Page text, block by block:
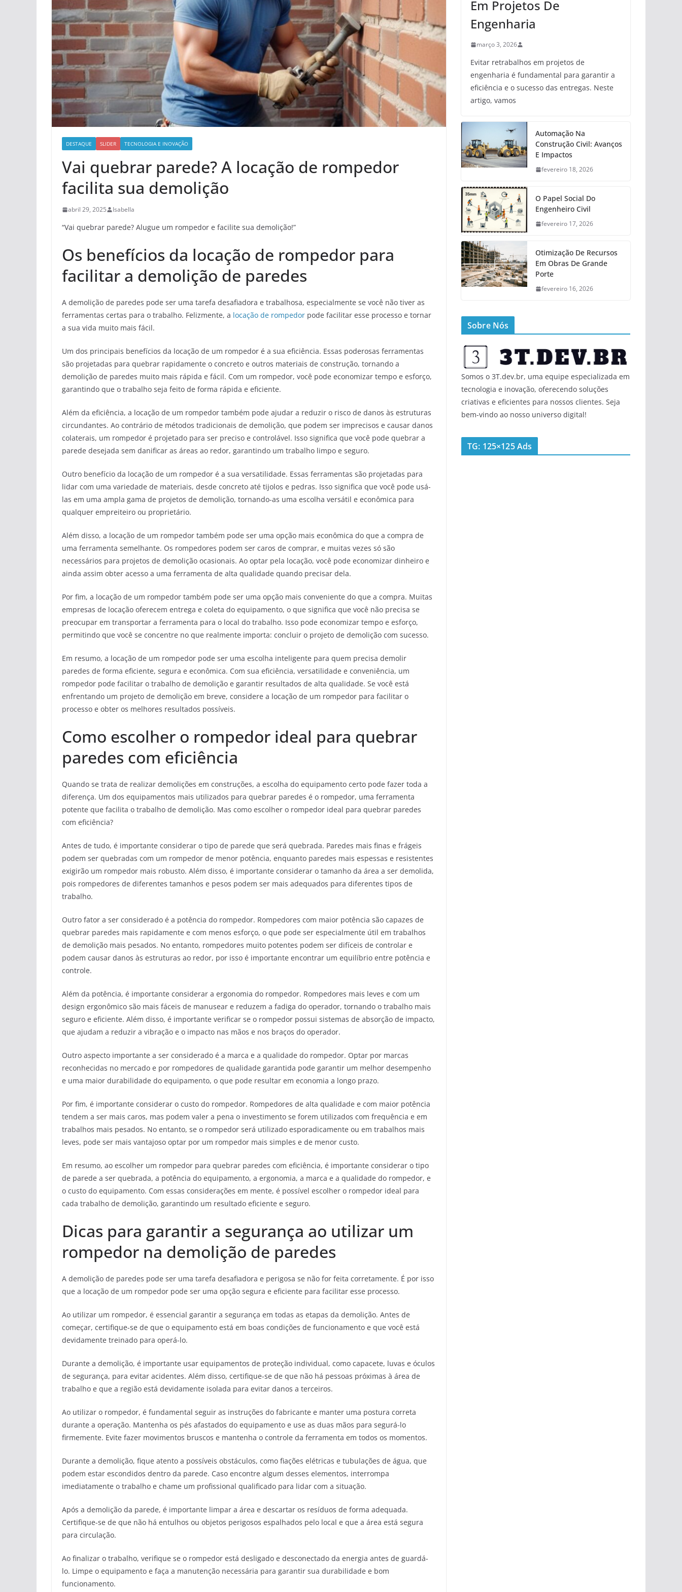
DESTAQUE SLIDER TECNOLOGIA E INOVAÇÃO
Vai quebrar parede? A locação de rompedor
facilita sua demolição
abril 29, 2025 Isabella
“Vai quebrar parede? Alugue um rompedor e facilite sua demolição!”
Os benefícios da locação de rompedor para
facilitar a demolição de paredes
A demolição de paredes pode ser uma tarefa desafiadora e trabalhosa, especialmente se você não tiver as
ferramentas certas para o trabalho. Felizmente, a locação de rompedor pode facilitar esse processo e tornar
a sua vida muito mais fácil.
Um dos principais benefícios da locação de um rompedor é a sua eficiência. Essas poderosas ferramentas
são projetadas para quebrar rapidamente o concreto e outros materiais de construção, tornando a
demolição de paredes muito mais rápida e fácil. Com um rompedor, você pode economizar tempo e esforço,
garantindo que o trabalho seja feito de forma rápida e eficiente.
Além da eficiência, a locação de um rompedor também pode ajudar a reduzir o risco de danos às estruturas
circundantes. Ao contrário de métodos tradicionais de demolição, que podem ser imprecisos e causar danos
colaterais, um rompedor é projetado para ser preciso e controlável. Isso significa que você pode quebrar a
parede desejada sem danificar as áreas ao redor, garantindo um trabalho limpo e seguro.
Outro benefício da locação de um rompedor é a sua versatilidade. Essas ferramentas são projetadas para
lidar com uma variedade de materiais, desde concreto até tijolos e pedras. Isso significa que você pode usá-
las em uma ampla gama de projetos de demolição, tornando-as uma escolha versátil e econômica para
qualquer empreiteiro ou proprietário.
Além disso, a locação de um rompedor também pode ser uma opção mais econômica do que a compra de
uma ferramenta semelhante. Os rompedores podem ser caros de comprar, e muitas vezes só são
necessários para projetos de demolição ocasionais. Ao optar pela locação, você pode economizar dinheiro e
ainda assim obter acesso a uma ferramenta de alta qualidade quando precisar dela.
Por fim, a locação de um rompedor também pode ser uma opção mais conveniente do que a compra. Muitas
empresas de locação oferecem entrega e coleta do equipamento, o que significa que você não precisa se
preocupar em transportar a ferramenta para o local do trabalho. Isso pode economizar tempo e esforço,
permitindo que você se concentre no que realmente importa: concluir o projeto de demolição com sucesso.
Em resumo, a locação de um rompedor pode ser uma escolha inteligente para quem precisa demolir
paredes de forma eficiente, segura e econômica. Com sua eficiência, versatilidade e conveniência, um
rompedor pode facilitar o trabalho de demolição e garantir resultados de alta qualidade. Se você está
enfrentando um projeto de demolição em breve, considere a locação de um rompedor para facilitar o
processo e obter os melhores resultados possíveis.
Como escolher o rompedor ideal para quebrar
paredes com eficiência
Quando se trata de realizar demolições em construções, a escolha do equipamento certo pode fazer toda a
diferença. Um dos equipamentos mais utilizados para quebrar paredes é o rompedor, uma ferramenta
potente que facilita o trabalho de demolição. Mas como escolher o rompedor ideal para quebrar paredes
com eficiência?
Antes de tudo, é importante considerar o tipo de parede que será quebrada. Paredes mais finas e frágeis
podem ser quebradas com um rompedor de menor potência, enquanto paredes mais espessas e resistentes
exigirão um rompedor mais robusto. Além disso, é importante considerar o tamanho da área a ser demolida,
pois rompedores de diferentes tamanhos e pesos podem ser mais adequados para diferentes tipos de
trabalho.
Outro fator a ser considerado é a potência do rompedor. Rompedores com maior potência são capazes de
quebrar paredes mais rapidamente e com menos esforço, o que pode ser especialmente útil em trabalhos
de demolição mais pesados. No entanto, rompedores muito potentes podem ser difíceis de controlar e
podem causar danos às estruturas ao redor, por isso é importante encontrar um equilíbrio entre potência e
controle.
Além da potência, é importante considerar a ergonomia do rompedor. Rompedores mais leves e com um
design ergonômico são mais fáceis de manusear e reduzem a fadiga do operador, tornando o trabalho mais
seguro e eficiente. Além disso, é importante verificar se o rompedor possui sistemas de absorção de impacto,
que ajudam a reduzir a vibração e o impacto nas mãos e nos braços do operador.
Outro aspecto importante a ser considerado é a marca e a qualidade do rompedor. Optar por marcas
reconhecidas no mercado e por rompedores de qualidade garantida pode garantir um melhor desempenho
e uma maior durabilidade do equipamento, o que pode resultar em economia a longo prazo.
Por fim, é importante considerar o custo do rompedor. Rompedores de alta qualidade e com maior potência
tendem a ser mais caros, mas podem valer a pena o investimento se forem utilizados com frequência e em
trabalhos mais pesados. No entanto, se o rompedor será utilizado esporadicamente ou em trabalhos mais
leves, pode ser mais vantajoso optar por um rompedor mais simples e de menor custo.
Em resumo, ao escolher um rompedor para quebrar paredes com eficiência, é importante considerar o tipo
de parede a ser quebrada, a potência do equipamento, a ergonomia, a marca e a qualidade do rompedor, e
o custo do equipamento. Com essas considerações em mente, é possível escolher o rompedor ideal para
cada trabalho de demolição, garantindo um resultado eficiente e seguro.
Dicas para garantir a segurança ao utilizar um
rompedor na demolição de paredes
A demolição de paredes pode ser uma tarefa desafiadora e perigosa se não for feita corretamente. É por isso
que a locação de um rompedor pode ser uma opção segura e eficiente para facilitar esse processo.
Ao utilizar um rompedor, é essencial garantir a segurança em todas as etapas da demolição. Antes de
começar, certifique-se de que o equipamento está em boas condições de funcionamento e que você está
devidamente treinado para operá-lo.
Durante a demolição, é importante usar equipamentos de proteção individual, como capacete, luvas e óculos
de segurança, para evitar acidentes. Além disso, certifique-se de que não há pessoas próximas à área de
trabalho e que a região está devidamente isolada para evitar danos a terceiros.
Ao utilizar o rompedor, é fundamental seguir as instruções do fabricante e manter uma postura correta
durante a operação. Mantenha os pés afastados do equipamento e use as duas mãos para segurá-lo
firmemente. Evite fazer movimentos bruscos e mantenha o controle da ferramenta em todos os momentos.
Durante a demolição, fique atento a possíveis obstáculos, como fiações elétricas e tubulações de água, que
podem estar escondidos dentro da parede. Caso encontre algum desses elementos, interrompa
imediatamente o trabalho e chame um profissional qualificado para lidar com a situação.
Após a demolição da parede, é importante limpar a área e descartar os resíduos de forma adequada.
Certifique-se de que não há entulhos ou objetos perigosos espalhados pelo local e que a área está segura
para circulação.
Ao finalizar o trabalho, verifique se o rompedor está desligado e desconectado da energia antes de guardá-
lo. Limpe o equipamento e faça a manutenção necessária para garantir sua durabilidade e bom
funcionamento.
Em Projetos De
Engenharia
março 3, 2026
Evitar retrabalhos em projetos de
engenharia é fundamental para garantir a
eficiência e o sucesso das entregas. Neste
artigo, vamos
Automação Na
Construção Civil: Avanços
E Impactos
fevereiro 18, 2026
O Papel Social Do
Engenheiro Civil
fevereiro 17, 2026
Otimização De Recursos
Em Obras De Grande
Porte
fevereiro 16, 2026
Sobre Nós
Somos o 3T.dev.br, uma equipe especializada em
tecnologia e inovação, oferecendo soluções
criativas e eficientes para nossos clientes. Seja
bem-vindo ao nosso universo digital!
TG: 125×125 Ads